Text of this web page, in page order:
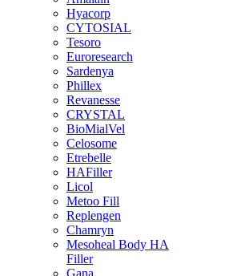
Hyacorp
CYTOSIAL
Tesoro
Euroresearch
Sardenya
Phillex
Revanesse
CRYSTAL
BioMialVel
Celosome
Etrebelle
HAFiller
Licol
Metoo Fill
Replengen
Chamryn
Mesoheal Body HA
Filler
Gana